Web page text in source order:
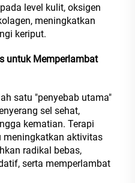
level kulit, oksigen
meningkatkan
keriput.
untuk Memperlambat
satu "penyebab utama"
sel sehat,
kematian. Terapi
meningkatkan aktivitas
radikal bebas,
serta memperlambat